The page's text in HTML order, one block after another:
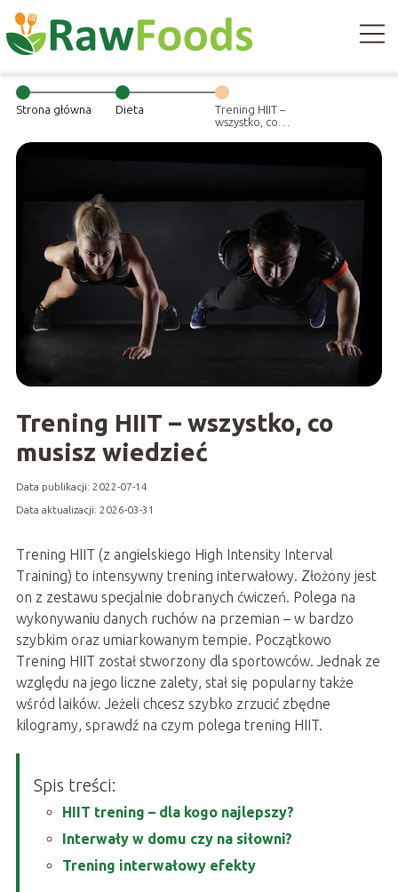
Strona główna Dieta
Trening HIIT –
wszystko, co
Trening HIIT – wszystko, co
musisz wiedzieć
Data publikacji: 2022-07-14
Data aktualizacji: 2026-03-31
Trening HIIT (z angielskiego High Intensity Interval
Training) to intensywny trening interwałowy. Złożony jest
on z zestawu specjalnie dobranych ćwiczeń. Polega na
wykonywaniu danych ruchów na przemian – w bardzo
szybkim oraz umiarkowanym tempie. Początkowo
Trening HIIT został stworzony dla sportowców. Jednak ze
względu na jego liczne zalety, stał się popularny także
wśród laików. Jeżeli chcesz szybko zrzucić zbędne
kilogramy, sprawdź na czym polega trening HIIT.
Spis treści:
HIIT trening – dla kogo najlepszy?
Interwały w domu czy na siłowni?
Trening interwałowy efekty